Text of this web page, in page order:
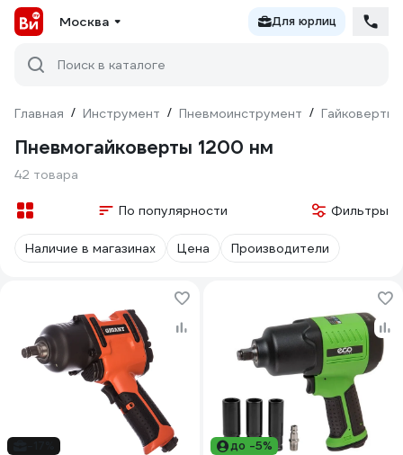
Москва Для юрлиц
Поиск в каталоге
Главная / Инструмент / Пневмоинструмент / Гайковерты
Пневмогайковерты 1200 нм
42 товара
По популярности Фильтры
Наличие в магазинах Цена Производители
до -5%